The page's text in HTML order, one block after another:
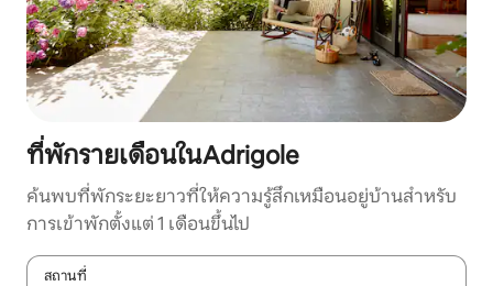
ที่พักรายเดือนในAdrigole
ค้นพบที่พักระยะยาวที่ให้ความรู้สึกเหมือนอยู่บ้านสำหรับ
การเข้าพักตั้งแต่ 1 เดือนขึ้นไป
สถานที่